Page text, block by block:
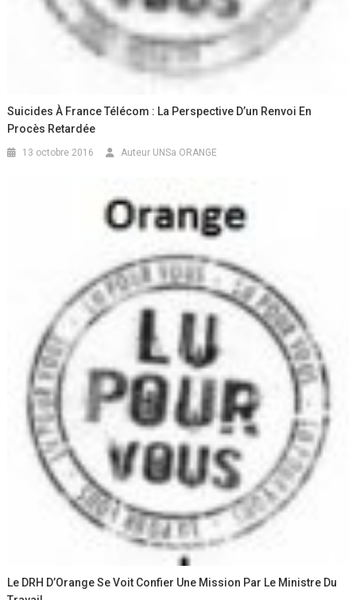
Suicides À France Télécom : La Perspective D’un Renvoi En
Procès Retardée
13 octobre 2016 Auteur UNSa ORANGE
Le DRH D’Orange Se Voit Confier Une Mission Par Le Ministre Du